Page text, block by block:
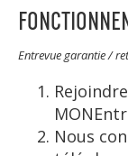
Entrevue garantie /
Nous